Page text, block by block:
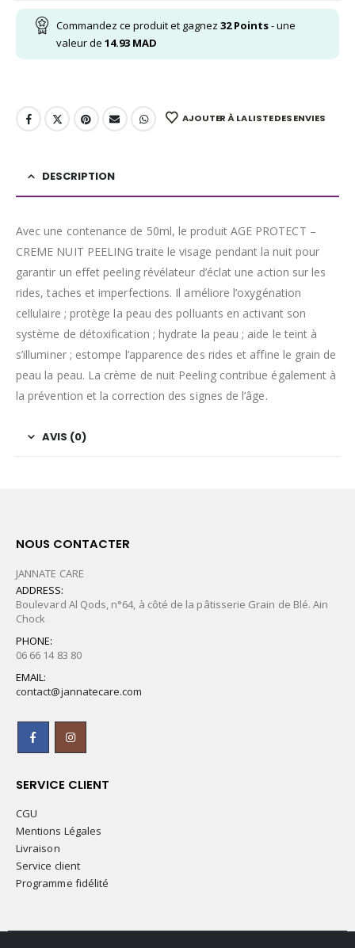
Commandez ce produit et gagnez 32Points- une
valeur de 14.93 MAD
AJOUTER À LA LISTE DES ENVIES
DESCRIPTION
Avec une contenance de 50ml, le produit AGE PROTECT –
CREME NUIT PEELING traite le visage pendant la nuit pour
garantir un effet peeling révélateur d’éclat une action sur les
rides, taches et imperfections. Il améliore l’oxygénation
cellulaire ; protège la peau des polluants en activant son
système de détoxification ; hydrate la peau ; aide le teint à
s’illuminer ; estompe l’apparence des rides et affine le grain de
peau la peau. La crème de nuit Peeling contribue également à
la prévention et la correction des signes de l’âge.
AVIS (0)
NOUS CONTACTER
JANNATE CARE
ADDRESS:
Boulevard Al Qods, n°64, à côté de la pâtisserie Grain de Blé. Ain
Chock
PHONE:
06 66 14 83 80
EMAIL:
contact@jannatecare.com
SERVICE CLIENT
CGU
Mentions Légales
Livraison
Service client
Programme fidélité